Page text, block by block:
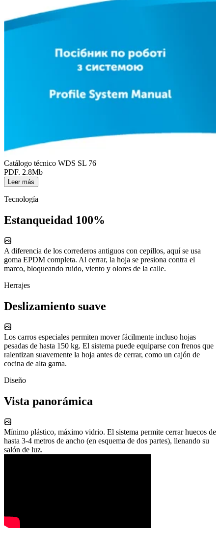
Catálogo técnico WDS SL 76
PDF. 2.8Mb
Leer más
Tecnología
Estanqueidad 100%
A diferencia de los correderos antiguos con cepillos, aquí se usa
goma EPDM completa. Al cerrar, la hoja se presiona contra el
marco, bloqueando ruido, viento y olores de la calle.
Herrajes
Deslizamiento suave
Los carros especiales permiten mover fácilmente incluso hojas
pesadas de hasta 150 kg. El sistema puede equiparse con frenos que
ralentizan suavemente la hoja antes de cerrar, como un cajón de
cocina de alta gama.
Diseño
Vista panorámica
Mínimo plástico, máximo vidrio. El sistema permite cerrar huecos de
hasta 3-4 metros de ancho (en esquema de dos partes), llenando su
salón de luz.